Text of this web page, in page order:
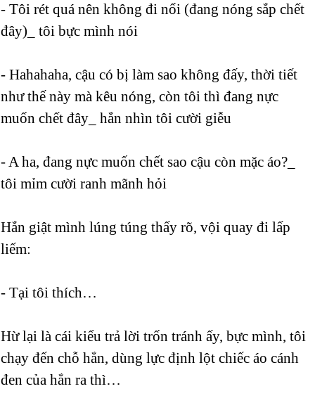
- Tôi rét quá nên không đi nổi (đang nóng sắp chết
đây)_ tôi bực mình nói
- Hahahaha, cậu có bị làm sao không đấy, thời tiết
như thế này mà kêu nóng, còn tôi thì đang nực
muốn chết đây_ hắn nhìn tôi cười giễu
- A ha, đang nực muốn chết sao cậu còn mặc áo?_
tôi mỉm cười ranh mãnh hỏi
Hắn giật mình lúng túng thấy rõ, vội quay đi lấp
liếm:
- Tại tôi thích…
Hừ lại là cái kiểu trả lời trốn tránh ấy, bực mình, tôi
chạy đến chỗ hắn, dùng lực định lột chiếc áo cánh
đen của hắn ra thì…